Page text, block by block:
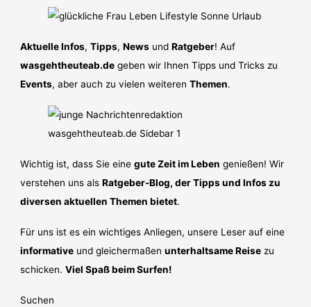
Aktuelle Infos,Tipps,News undRatgeber! Auf
wasgehtheuteab.de geben wir Ihnen Tipps und Tricks zu
Events, aber auch zu vielen weiterenThemen.
Wichtig ist, dass Sie einegute Zeit im Leben genießen! Wir
verstehen uns alsRatgeber-Blog, der Tipps und Infos zu
diversen aktuellen Themen bietet.
Für uns ist es ein wichtiges Anliegen, unsere Leser auf eine
informative und gleichermaßenunterhaltsame Reise zu
schicken.Viel Spaß beim Surfen!
Suchen